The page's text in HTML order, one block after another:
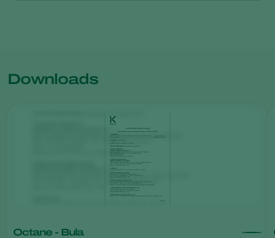
Downloads
Octane - Bula